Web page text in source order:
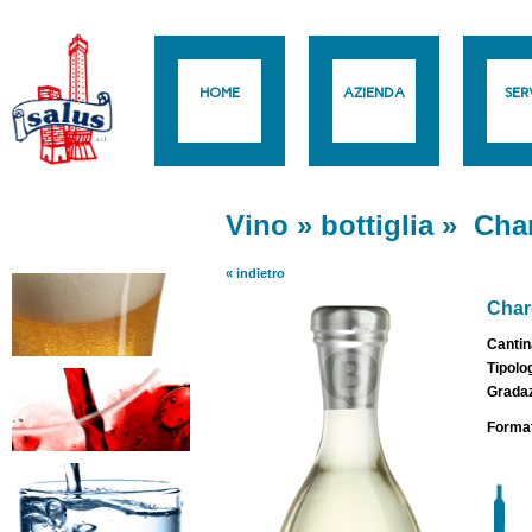
HOME AZIENDA
Vino » bottiglia»
« indietro